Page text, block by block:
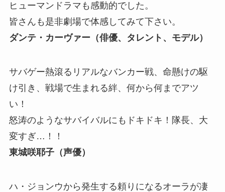
ヒューマンドラマも感動的でした。
皆さんも是非劇場で体感してみて下さい。
ダンテ・カーヴァー（俳優、タレント、モデル）
サバゲー熱滾るリアルなバンカー戦、命懸けの駆
け引き、戦場で生まれる絆、何から何までアツ
い！
怒涛のようなサバイバルにもドキドキ！隊長、大
変すぎ…！！
東城咲耶子（声優）
ハ・ジョンウから発生する頼りになるオーラが凄